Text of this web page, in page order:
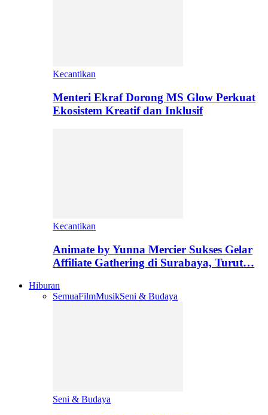
Kecantikan
Menteri Ekraf Dorong MS Glow Perkuat
Ekosistem Kreatif dan Inklusif
Kecantikan
Animate by Yunna Mercier Sukses Gelar
Affiliate Gathering di Surabaya, Turut…
Hiburan
SemuaFilmMusikSeni & Budaya
Seni & Budaya